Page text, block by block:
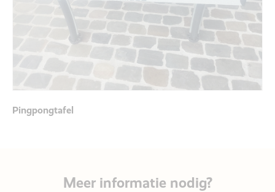
Pingpongtafel
Meer informatie nodig?